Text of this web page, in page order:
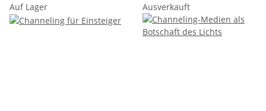
Auf Lager Ausverkauft